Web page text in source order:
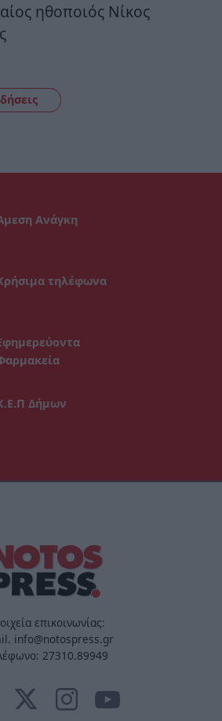
ηθοποιός Νίκος
Ανάγκη
τηλέφωνα
Δήμων
επικοινωνίας:
info@notospress.gr
27310.89949